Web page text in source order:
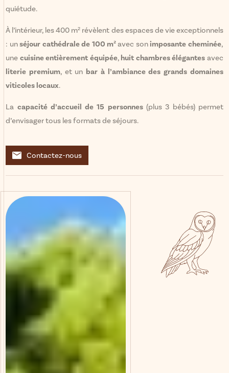
quiétude.
À l’intérieur, les 400 m² révèlent des espaces de vie exceptionnels
: unséjour cathédrale de 100 m²avec sonimposante cheminée,
une cuisine entièrement équipée, huit chambres élégantes avec
literie premium, et un bar à l’ambiance des grands domaines
viticoles locaux.
La capacité d’accueil de 15 personnes (plus 3 bébés) permet
d’envisager tous les formats de séjours.
Contactez-nous